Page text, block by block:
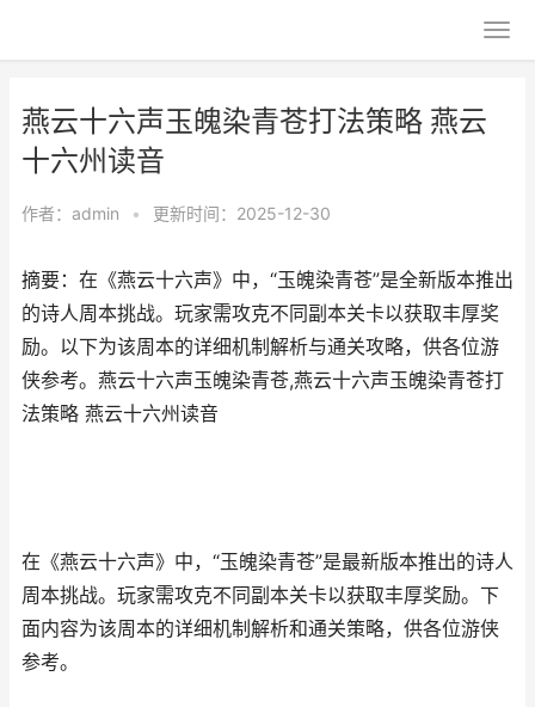
燕云十六声玉魄染青苍打法策略 燕云
十六州读音
作者： admin • 更新时间：2025-12-30
摘要：在《燕云十六声》中，“玉魄染青苍”是全新版本推出
的诗人周本挑战。玩家需攻克不同副本关卡以获取丰厚奖
励。以下为该周本的详细机制解析与通关攻略，供各位游
侠参考。燕云十六声玉魄染青苍,燕云十六声玉魄染青苍打
法策略 燕云十六州读音
在《燕云十六声》中，“玉魄染青苍”是最新版本推出的诗人
周本挑战。玩家需攻克不同副本关卡以获取丰厚奖励。下
面内容为该周本的详细机制解析和通关策略，供各位游侠
参考。